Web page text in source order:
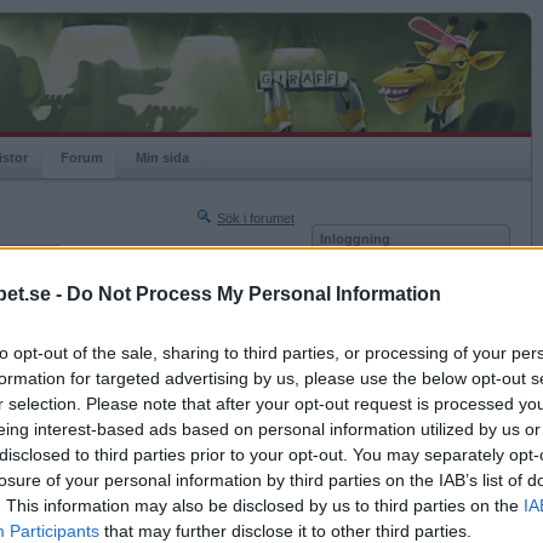
- Do Not Process My Personal Information
opt-out of the sale, sharing to third parties, or processing of your
for targeted advertising by us, please use the below opt-out
selection. Please note that after your opt-out request is processed
interest-based ads based on personal information utilized by us
to third parties prior to your opt-out. You may separately
of your personal information by third parties on the IAB’s list of
This information may also be disclosed by us to third parties on the
Participants that may further disclose it to other third parties.
Forum Min sida
Sök i forumet
Nästa sida »
2013-02-06 00:05
Inloggning
Kom ihåg mig
Glömt ditt lösenord?
Få ny aktiveringslänk
Betapet är gratis!